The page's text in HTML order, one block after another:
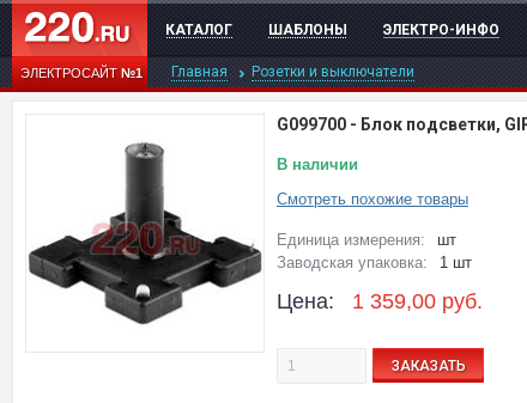
ЭЛЕКТРОСАЙТ№1
КАТАЛОГ ШАБЛОНЫ ЭЛЕКТРО-ИНФО
Главная Розетки и выключатели
G099700 - Блок подсветки,
В наличии
Смотреть похожие товары
Единица измерения:
шт
Заводская упаковка:
1 шт
Цена: 1 359,00 руб.
ЗАКАЗАТЬ